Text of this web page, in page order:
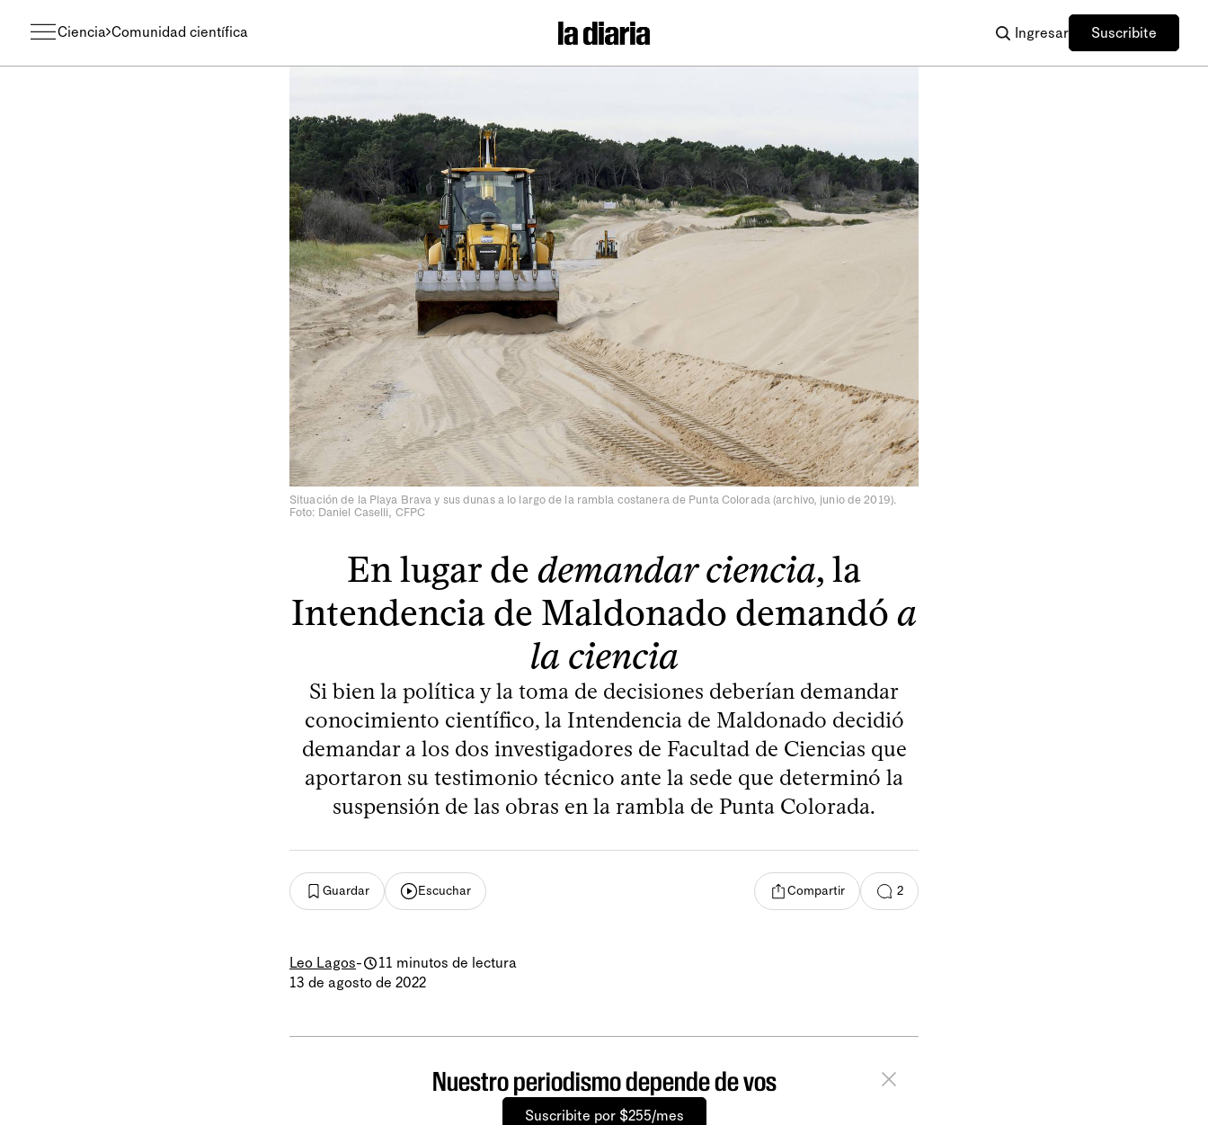
Ciencia Comunidad científica Ingresar Suscribite
Situación de la Playa Brava y sus dunas a lo largo de la rambla costanera de Punta Colorada (archivo, junio de 2019).
Foto: Daniel Caselli, CFPC
En lugar de demandar ciencia, la
Intendencia de Maldonado demandó a
la ciencia
Si bien la política y la toma de decisiones deberían demandar
conocimiento científico, la Intendencia de Maldonado decidió
demandar a los dos investigadores de Facultad de Ciencias que
aportaron su testimonio técnico ante la sede que determinó la
suspensión de las obras en la rambla de Punta Colorada.
Guardar Escuchar Compartir 2
Leo Lagos-
11 minutos de lectura
13 de agosto de 2022
Nuestro periodismo depende de vos
Suscribite por $255/mes